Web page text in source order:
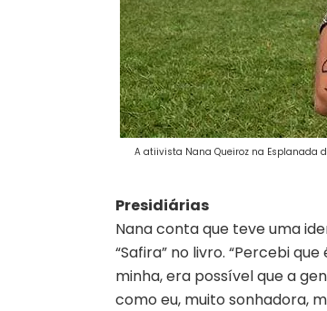
A atiivista Nana Queiroz na Esplanada
Presidiárias
Nana conta que teve uma
“Safira” no livro. “Percebi
minha, era possível que a
como eu, muito sonhadora,